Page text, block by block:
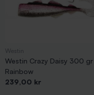
Westin Crazy Daisy 300
Rainbow
Pris
239,00 kr